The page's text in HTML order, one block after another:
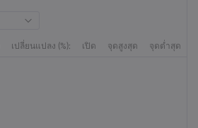
เปลี่ยนแปลง (%): เปิด จุดสูงสุด จุดต่ำสุด